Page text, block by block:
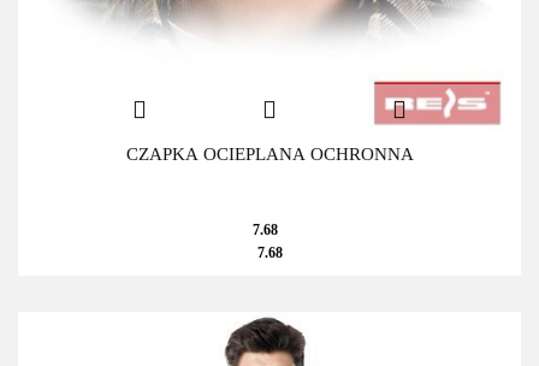
CZAPKA OCIEPLANA OCHRONNA
7.68
7.68